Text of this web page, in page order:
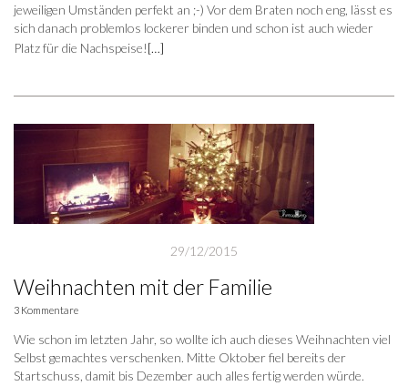
jeweiligen Umständen perfekt an ;-) Vor dem Braten noch eng, lässt es
sich danach problemlos lockerer binden und schon ist auch wieder
Platz für die Nachspeise![…]
29/12/2015
Weihnachten mit der Familie
3 Kommentare
Wie schon im letzten Jahr, so wollte ich auch dieses Weihnachten viel
Selbst gemachtes verschenken. Mitte Oktober fiel bereits der
Startschuss, damit bis Dezember auch alles fertig werden würde.